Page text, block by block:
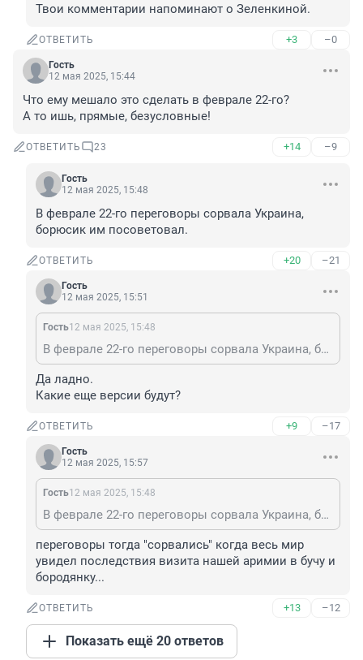
Твои комментарии напоминают о Зеленкиной.
ОТВЕТИТЬ +3 –0
Гость
12 мая 2025, 15:44
Что ему мешало это сделать в феврале 22-го?
А то ишь, прямые, безусловные!
ОТВЕТИТЬ 23 +14 –9
Гость
12 мая 2025, 15:48
В феврале 22-го переговоры сорвала Украина,
борюсик им посоветовал.
ОТВЕТИТЬ +20 –21
Гость
12 мая 2025, 15:51
Гость12 мая 2025, 15:48
В феврале 22-го переговоры сорвала Украина, борюсик им посоветовал.
Да ладно.
Какие еще версии будут?
ОТВЕТИТЬ +9 –17
Гость
12 мая 2025, 15:57
Гость12 мая 2025, 15:48
В феврале 22-го переговоры сорвала Украина, борюсик им посоветовал.
переговоры тогда "сорвались" когда весь мир
увидел последствия визита нашей аримии в бучу и
бородянку...
ОТВЕТИТЬ +13 –12
Показать ещё 20 ответов